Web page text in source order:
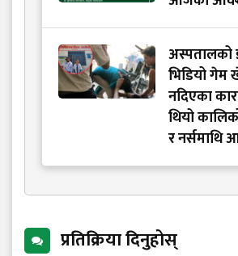
अस्पतालको
भिडियो गेम
नदिएका
थियो
र नर्समाथि
प्रतिक्रिया दिनुहोस्